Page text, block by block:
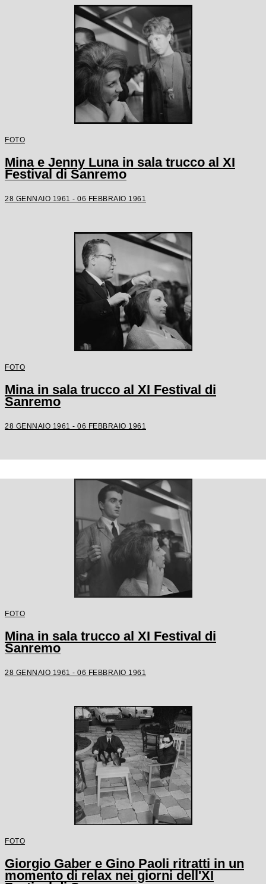
FOTO
Mina e Jenny Luna in sala trucco al XI
Festival di Sanremo
28 GENNAIO 1961 - 06 FEBBRAIO 1961
FOTO
Mina in sala trucco al XI Festival di
Sanremo
28 GENNAIO 1961 - 06 FEBBRAIO 1961
FOTO
Mina in sala trucco al XI Festival di
Sanremo
28 GENNAIO 1961 - 06 FEBBRAIO 1961
FOTO
Giorgio Gaber e Gino Paoli ritratti in un
momento di relax nei giorni dell'XI